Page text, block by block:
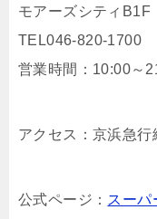
モアーズシティB1F
TEL046-820-1700
営業時間：10:00～
アクセス：京浜急
公式ページ： スー